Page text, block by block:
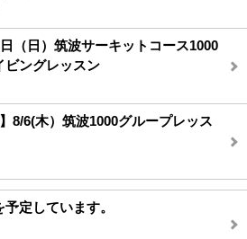
日（日）筑波サーキットコース1000
ビングレッスン
8/6(木）筑波1000グループレッス
定しています。